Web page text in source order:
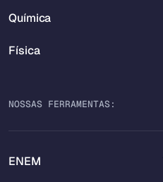
Química
Física
NOSSAS FERRAMENTAS:
ENEM